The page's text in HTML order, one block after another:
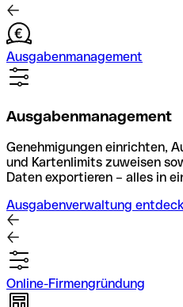
Ausgabenmanagement
Ausgabenmanagement
Genehmigungen einrichten,
und Kartenlimits zuweisen
Daten exportieren – alles in
Ausgabenverwaltung
Online-Firmengründung